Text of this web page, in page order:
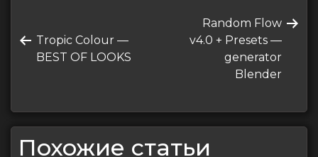
по
записям
Предыдущая
запись
Tropic Colour —
BEST OF LOOKS
Следующая
запись
Random Flow
v4.0 + Presets —
generator
Blender
Похожие статьи